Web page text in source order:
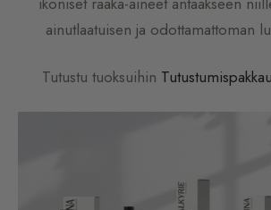
ainutlaatuisen ja odottamattoman
Tutustu tuoksuihin